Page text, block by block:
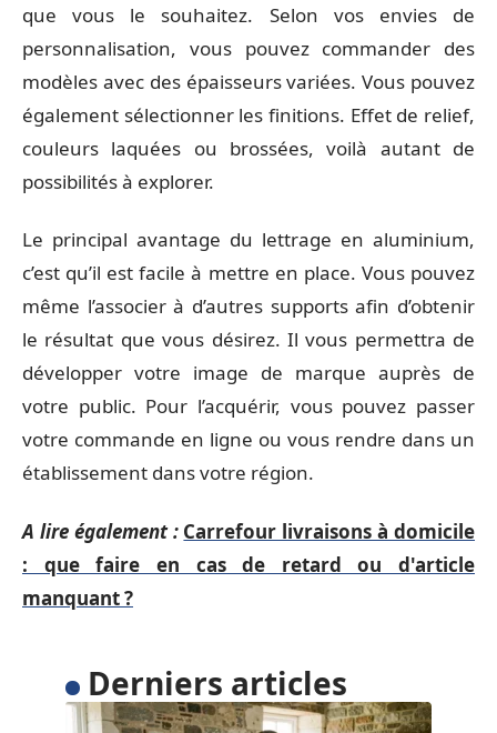
que vous le souhaitez. Selon vos envies de
personnalisation, vous pouvez commander des
modèles avec des épaisseurs variées. Vous pouvez
également sélectionner les finitions. Effet de relief,
couleurs laquées ou brossées, voilà autant de
possibilités à explorer.
Le principal avantage du lettrage en aluminium,
c’est qu’il est facile à mettre en place. Vous pouvez
même l’associer à d’autres supports afin d’obtenir
le résultat que vous désirez. Il vous permettra de
développer votre image de marque auprès de
votre public. Pour l’acquérir, vous pouvez passer
votre commande en ligne ou vous rendre dans un
établissement dans votre région.
A lire également : Carrefour livraisons à domicile
: que faire en cas de retard ou d'article
manquant ?
Derniers articles